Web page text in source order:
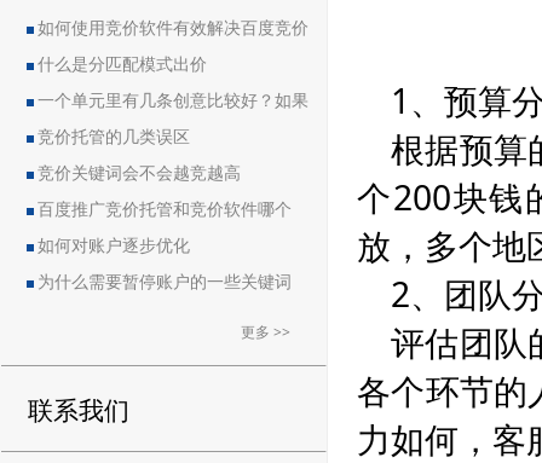
如何使用竞价软件有效解决百度竞价
中的恶点问题
什么是分匹配模式出价
一个单元里有几条创意比较好？如果
删除创意会导致账户流量突然下降吗？
竞价托管的几类误区
竞价关键词会不会越竞越高
百度推广竞价托管和竞价软件哪个
好？
如何对账户逐步优化
为什么需要暂停账户的一些关键词
更多 >>
联系我们
1、预算
根据预算
个200块钱
放，多个地
2、团队
评估团队
各个环节的
力如何，客